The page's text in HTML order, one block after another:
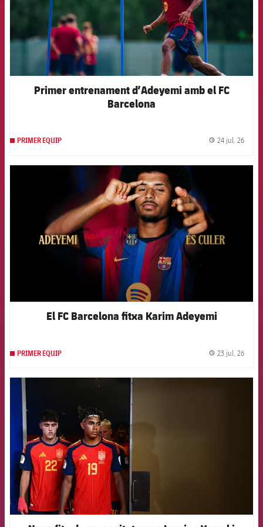
Primer entrenament d’Adeyemi amb el FC
Barcelona
PRIMER EQUIP 24 jul. 26
FCB Barcelona badge
El FC Barcelona fitxa Karim Adeyemi
PRIMER EQUIP 23 jul. 26
FCB Barcelona badge